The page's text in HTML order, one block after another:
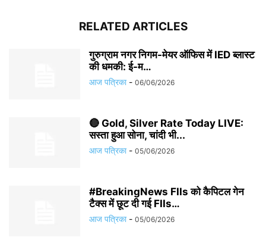
RELATED ARTICLES
गुरुग्राम नगर निगम-मेयर ऑफिस में IED ब्लास्ट
की धमकी: ई-म…
आज पत्रिका - 06/06/2026
🔴 Gold, Silver Rate Today LIVE:
सस्ता हुआ सोना, चांदी भी...
आज पत्रिका - 05/06/2026
#BreakingNews FIIs को कैपिटल गेन
टैक्स में छूट दी गई FIIs…
आज पत्रिका - 05/06/2026